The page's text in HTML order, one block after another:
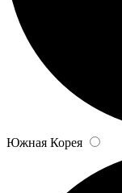
Южная Корея